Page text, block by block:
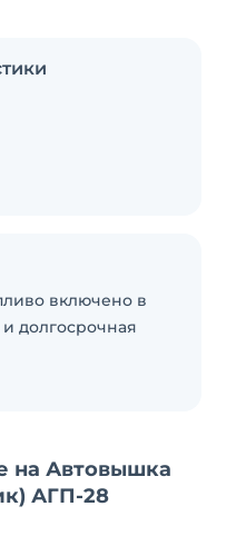
включено в
долгосрочная
на Автовышка
АГП-28